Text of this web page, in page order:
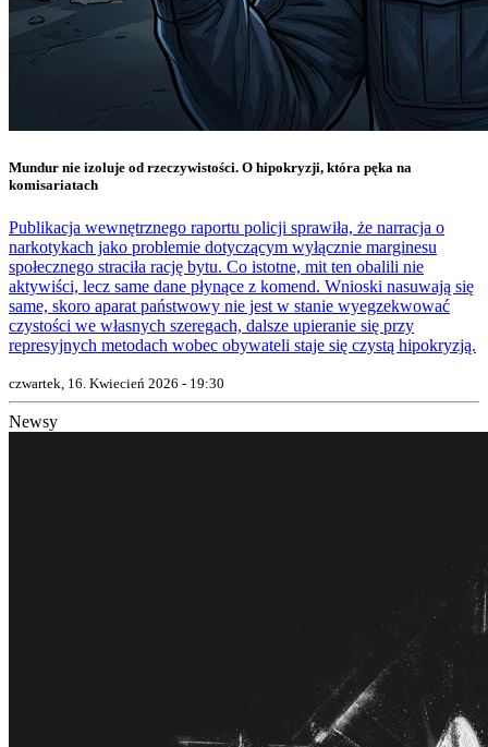
Mundur nie izoluje od rzeczywistości. O hipokryzji, która pęka na
komisariatach
Publikacja wewnętrznego raportu policji sprawiła, że narracja o
narkotykach jako problemie dotyczącym wyłącznie marginesu
społecznego straciła rację bytu. Co istotne, mit ten obalili nie
aktywiści, lecz same dane płynące z komend. Wnioski nasuwają się
same, skoro aparat państwowy nie jest w stanie wyegzekwować
czystości we własnych szeregach, dalsze upieranie się przy
represyjnych metodach wobec obywateli staje się czystą hipokryzją.
czwartek, 16. Kwiecień 2026 - 19:30
Newsy